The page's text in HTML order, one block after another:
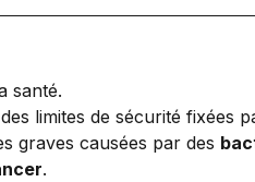
santé.
limites de sécurité fixées
graves causées par des
.